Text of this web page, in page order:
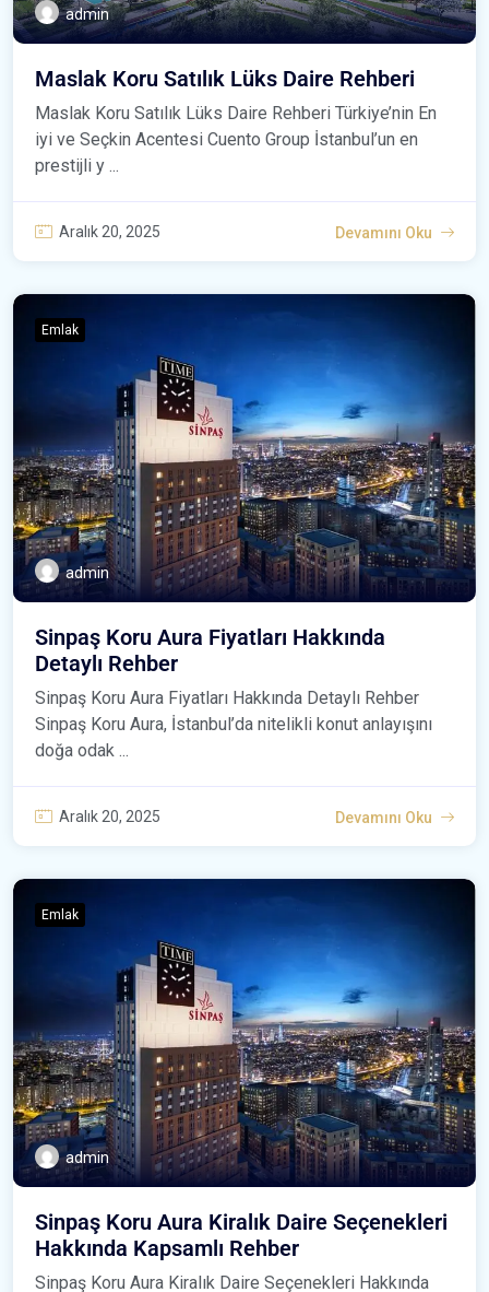
admin
Maslak Koru Satılık Lüks Daire Rehberi
Maslak Koru Satılık Lüks Daire Rehberi Türkiye’nin En
iyi ve Seçkin Acentesi Cuento Group İstanbul’un en
prestijli y ...
Aralık 20, 2025 Devamını Oku
Emlak
admin
Sinpaş Koru Aura Fiyatları Hakkında
Detaylı Rehber
Sinpaş Koru Aura Fiyatları Hakkında Detaylı Rehber
Sinpaş Koru Aura, İstanbul’da nitelikli konut anlayışını
doğa odak ...
Aralık 20, 2025 Devamını Oku
Emlak
admin
Sinpaş Koru Aura Kiralık Daire Seçenekleri
Hakkında Kapsamlı Rehber
Sinpaş Koru Aura Kiralık Daire Seçenekleri Hakkında